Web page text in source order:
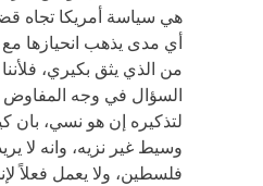
هي سياسة أمريكا تجاه
أي مدى يذهب انحيازها مع
من الذي يثق بكيري،
السؤال في وجه المفاوض
لتذكيره إن هو نسي، بان
وسيط غير نزيه، وانه لا
فلسطين، ولا يعمل فعلاً